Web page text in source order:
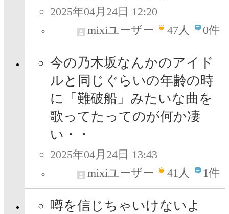
2025年04月24日 12:20
mixiユーザー
47人 0件
今の乃木坂なんかのアイド
ルと同じぐらいの年齢の時
に「難破船」みたいな曲を
歌ってたってのが何か凄
い・・
2025年04月24日 13:43
mixiユーザー
41人 1件
噂を信じちゃいけないよ